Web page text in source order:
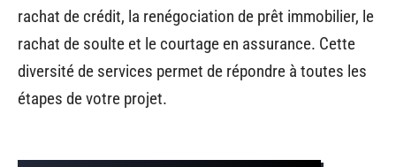
rachat de crédit, la renégociation de prêt immobilier, le
rachat de soulte et le courtage en assurance. Cette
diversité de services permet de répondre à toutes les
étapes de votre projet.